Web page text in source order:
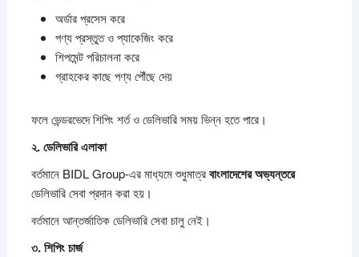
অর্ডার প্রসেস করে
পণ্য প্রস্তুত ও প্যাকেজিং করে
শিপমেন্ট পরিচালনা করে
গ্রাহকের কাছে পণ্য পৌঁছে দেয়
ফলে ভেন্ডরভেদে শিপিং শর্ত ও ডেলিভারি সময় ভিন্ন হতে পারে।
২.ডেলিভারিএলাকা
বর্তমানে BIDL Group-এর মাধ্যমে শুধুমাত্রবাংলাদেশেরঅভ্যন্তরে
ডেলিভারি সেবা প্রদান করা হয়।
বর্তমানে আন্তর্জাতিক ডেলিভারি সেবা চালু নেই।
৩.শিপিংচার্জ